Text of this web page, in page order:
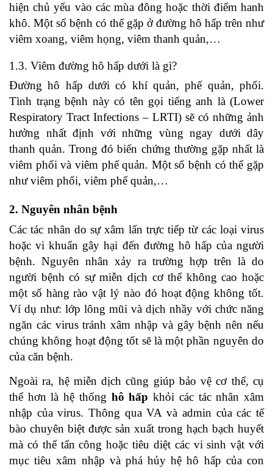
hiện chủ yếu vào các mùa đông hoặc thời điểm hanh
khô. Một số bệnh có thể gặp ở đường hô hấp trên như
viêm xoang, viêm họng, viêm thanh quản,…
1.3. Viêm đường hô hấp dưới là gì?
Đường hô hấp dưới có khí quản, phế quản, phổi.
Tình trạng bệnh này có tên gọi tiếng anh là (Lower
Respiratory Tract Infections – LRTI) sẽ có những ảnh
hưởng nhất định với những vùng ngay dưới dây
thanh quản. Trong đó biến chứng thường gặp nhất là
viêm phổi và viêm phế quản. Một số bệnh có thể gặp
như viêm phổi, viêm phế quản,…
2. Nguyên nhân bệnh
Các tác nhân do sự xâm lấn trực tiếp từ các loại virus
hoặc vi khuẩn gây hại đến đường hô hấp của người
bệnh. Nguyên nhân xảy ra trường hợp trên là do
người bệnh có sự miễn dịch cơ thể không cao hoặc
một số hàng rào vật lý nào đó hoạt động không tốt.
Ví dụ như: lớp lông mũi và dịch nhầy với chức năng
ngăn các virus tránh xâm nhập và gây bệnh nên nếu
chúng không hoạt động tốt sẽ là một phần nguyên do
của căn bệnh.
Ngoài ra, hệ miễn dịch cũng giúp bảo vệ cơ thể, cụ
thể hơn là hệ thống hô hấpkhỏi các tác nhân xâm
nhập của virus. Thông qua VA và admin của các tế
bào chuyên biệt được sản xuất trong hạch bạch huyết
mà có thể tấn công hoặc tiêu diệt các vi sinh vật với
mục tiêu xâm nhập và phá hủy hệ hô hấp của con